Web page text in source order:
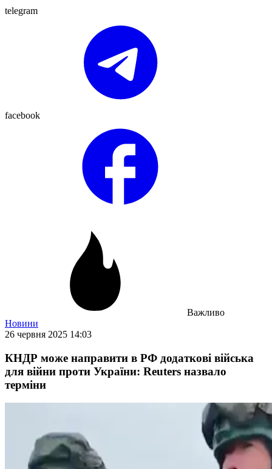
telegram
facebook
Важливо
Новини
26 червня 2025 14:03
КНДР може направити в РФ додаткові війська
для війни проти України: Reuters назвало
терміни